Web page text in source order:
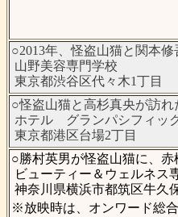
○2013年、怪盗山猫と関本
山野美容専門学校
東京都渋谷区代々木1丁目
○怪盗山猫と高杉真央が訪れ
ホテル グランパシフィッ
東京都港区台場2丁目
○勝村英男が怪盗山猫に、
ビューティー＆ウェルネス
神奈川県横浜市都筑区牛久
※放映時は、オンワード総